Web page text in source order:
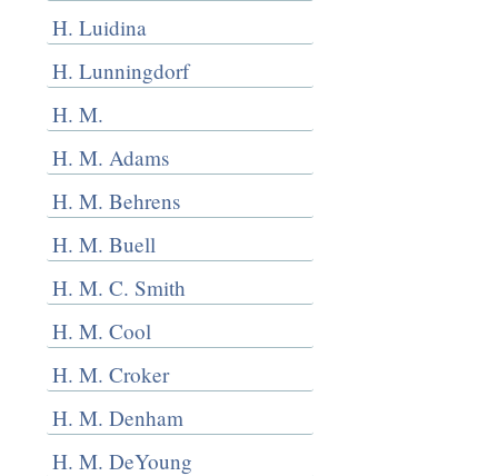
H. Luidina
H. Lunningdorf
H. M.
H. M. Adams
H. M. Behrens
H. M. Buell
H. M. C. Smith
H. M. Cool
H. M. Croker
H. M. Denham
H. M. DeYoung